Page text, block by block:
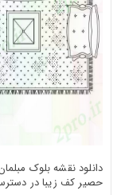
دانلود نقشه بلوک
حصیر کف زیبا در دسترس